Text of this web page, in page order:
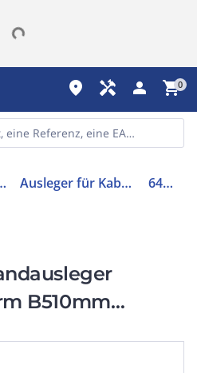
place handyman person shopping_cart0
Ausleger für Kabeltragsystem 6417947
B510mm